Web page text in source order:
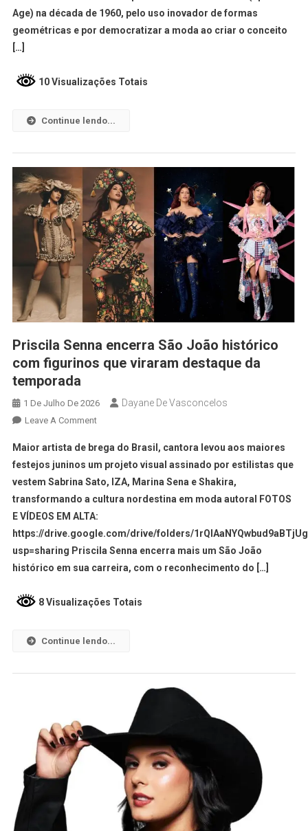
Age) na década de 1960, pelo uso inovador de formas
geométricas e por democratizar a moda ao criar o conceito
[…]
10 Visualizações Totais
Continue lendo...
Priscila Senna encerra São João histórico
com figurinos que viraram destaque da
temporada
1 De Julho De 2026 Dayane De Vasconcelos
Leave A Comment
Maior artista de brega do Brasil, cantora levou aos maiores
festejos juninos um projeto visual assinado por estilistas que
vestem Sabrina Sato, IZA, Marina Sena e Shakira,
transformando a cultura nordestina em moda autoral FOTOS
E VÍDEOS EM ALTA:
https://drive.google.com/drive/folders/
usp=sharing Priscila Senna encerra mais um São João
histórico em sua carreira, com o reconhecimento do […]
8 Visualizações Totais
Continue lendo...